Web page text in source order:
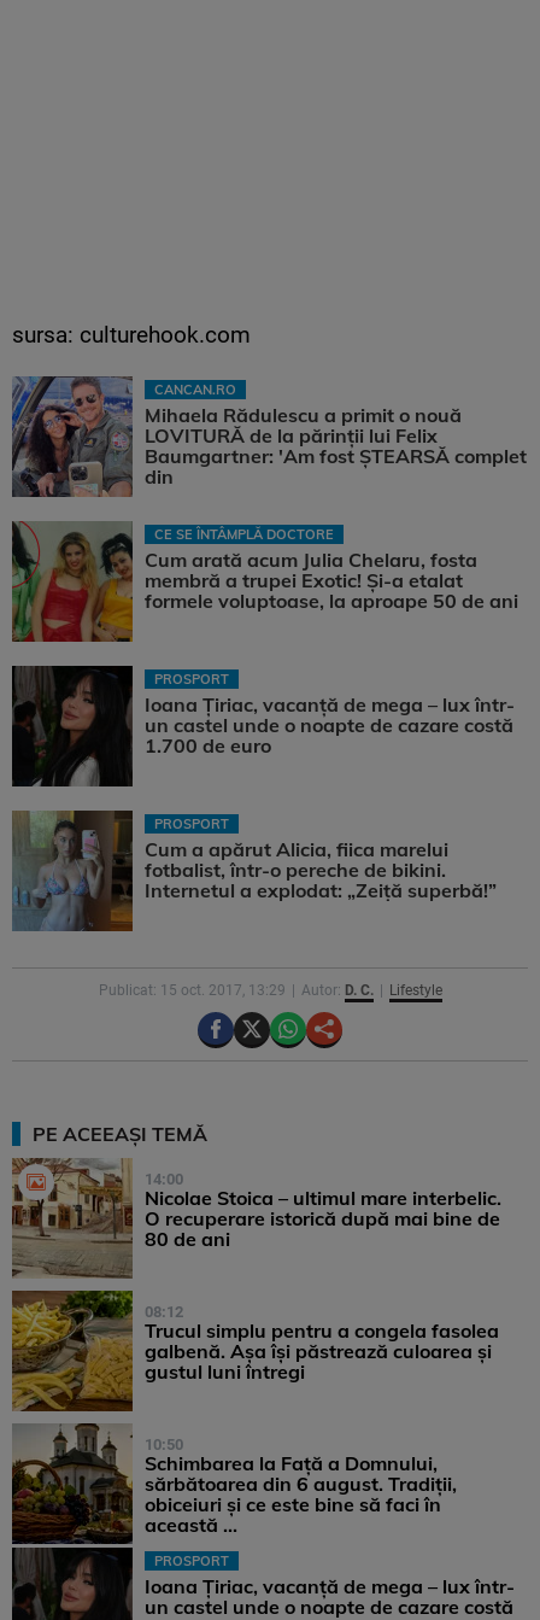
sursa: culturehook.com
CANCAN.RO
Mihaela Rădulescu a primit o nouă
LOVITURĂ de la părinții lui Felix
Baumgartner: 'Am fost ȘTEARSĂ complet
din
CE SE ÎNTÂMPLĂ DOCTORE
Cum arată acum Julia Chelaru, fosta
membră a trupei Exotic! Și-a etalat
formele voluptoase, la aproape 50 de ani
PROSPORT
Ioana Țiriac, vacanță de mega – lux într-
un castel unde o noapte de cazare costă
1.700 de euro
PROSPORT
Cum a apărut Alicia, fiica marelui
fotbalist, într-o pereche de bikini.
Internetul a explodat: „Zeiță superbă!”
Publicat: 15 oct. 2017, 13:29 Autor: D. C. Lifestyle
PE ACEEAȘI TEMĂ
14:00
Nicolae Stoica – ultimul mare interbelic.
O recuperare istorică după mai bine de
80 de ani
08:12
Trucul simplu pentru a congela fasolea
galbenă. Așa își păstrează culoarea și
gustul luni întregi
10:50
Schimbarea la Față a Domnului,
sărbătoarea din 6 august. Tradiții,
obiceiuri și ce este bine să faci în
această ...
PROSPORT
Ioana Țiriac, vacanță de mega – lux într-
un castel unde o noapte de cazare costă